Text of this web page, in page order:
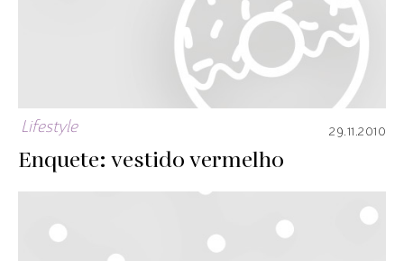
Lifestyle 29.11.2010
Enquete: vestido vermelho